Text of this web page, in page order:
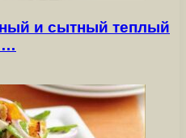
и сытный теплый